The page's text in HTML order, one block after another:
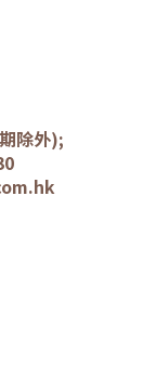
除外);